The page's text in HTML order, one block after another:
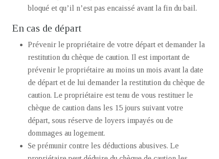
bloqué et qu’il n’est pas encaissé avant la fin du bail.
En cas de départ
Prévenir le propriétaire de votre départ et demander la
restitution du chèque de caution. Il est important de
prévenir le propriétaire au moins un mois avant la date
de départ et de lui demander la restitution du chèque de
caution. Le propriétaire est tenu de vous restituer le
chèque de caution dans les 15 jours suivant votre
départ, sous réserve de loyers impayés ou de
dommages au logement.
Se prémunir contre les déductions abusives. Le